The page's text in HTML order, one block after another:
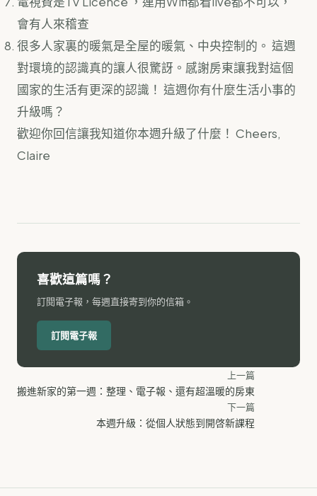
會有人來稽查
很多人家裏的暖氣是全屋的暖氣、中央控制的。 這週
對環境的認識真的讓人很驚訝。感謝房東讓我對這個
國家的生活有更深的認識！ 這週你有什麼生活小事的
升級嗎？
歡迎你回信讓我知道你本週升級了什麼！ Cheers,
Claire
喜歡這篇嗎？
訂閱電子報，每週直接寄到你的信箱。
訂閱電子報
上一篇
搬進新家的第一週：整理、電子報、還有超溫暖的房東
下一篇
本週升級：從個人狀態到開啓新課程